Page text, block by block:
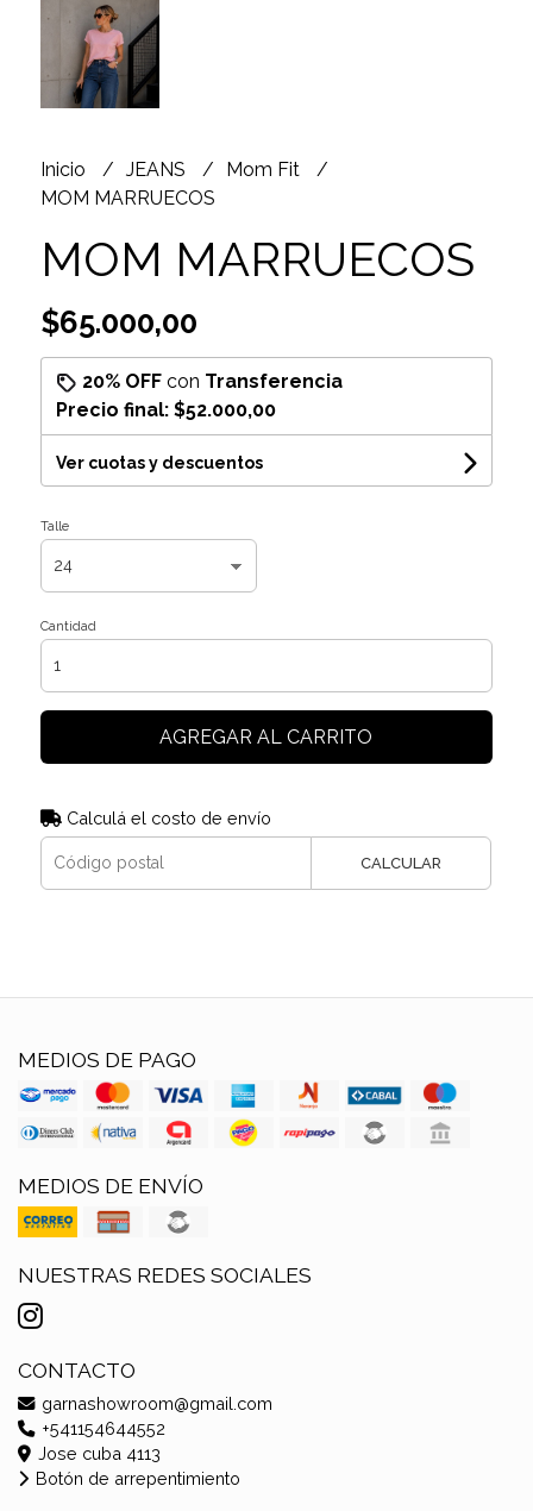
Inicio JEANS
Mom Fit
MOM MARRUECOS
MOM MARRUECOS
$65.000,00
20% OFFcon Transferencia
Precio final: $52.000,00
Ver cuotas y descuentos
Talle
Cantidad
AGREGAR AL CARRITO
Calculá el costo de envío
CALCULAR
MEDIOS DE PAGO
MEDIOS DE ENVÍO
NUESTRAS REDES SOCIALES
CONTACTO
garnashowroom@gmail.com
+541154644552
Jose cuba 4113
Botón de arrepentimiento